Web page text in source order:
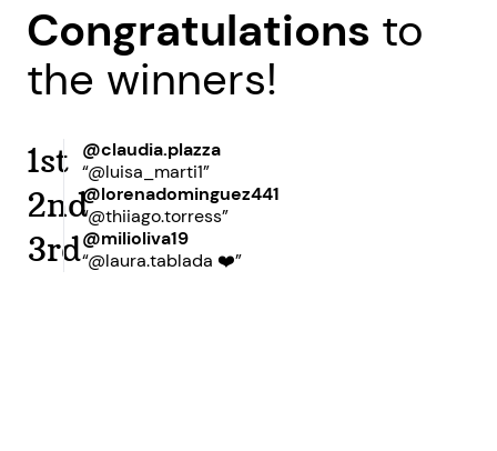
Congratulations to
the winners!
1st
@claudia.plazza
“@luisa_marti1”
2nd@lorenadominguez441
“@thiiago.torress”
3rd@milioliva19
“@laura.tablada ❤️”